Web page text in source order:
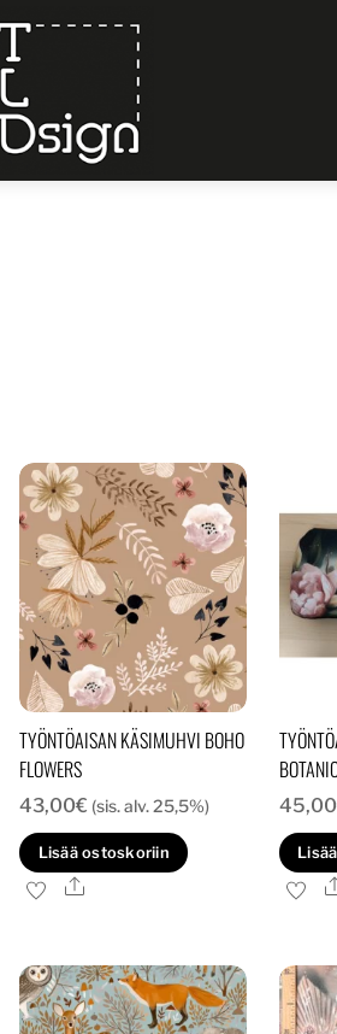
TYÖNTÖAISAN KÄSIMUHVI BOHO
FLOWERS
43,00€ (sis. alv. 25,5%)
Lisää ostoskoriin
Ale
45,00